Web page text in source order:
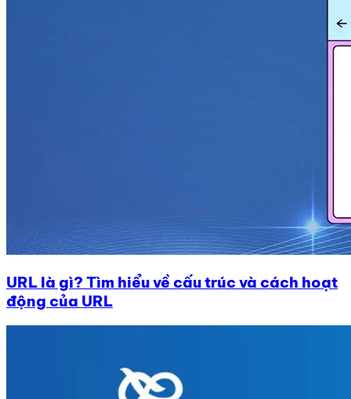
URL là gì? Tìm hiểu về cấu trúc và cách hoạt
động của URL